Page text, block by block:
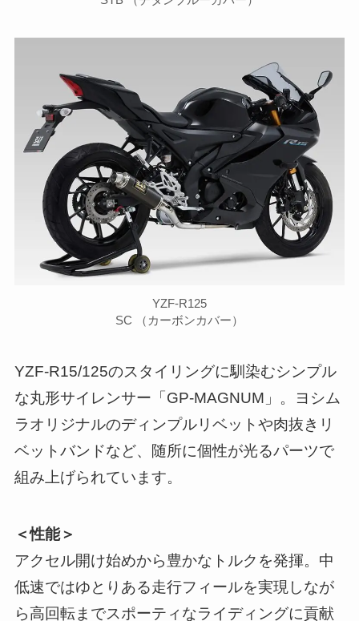
YZF-R125
SC （カーボンカバー）
YZF-R15/125のスタイリングに馴染むシンプル
な丸形サイレンサー「GP-MAGNUM」。ヨシム
ラオリジナルのディンプルリベットや肉抜きリ
ベットバンドなど、随所に個性が光るパーツで
組み上げられています。
＜性能＞
アクセル開け始めから豊かなトルクを発揮。中
低速ではゆとりある走行フィールを実現しなが
ら高回転までスポーティなライディングに貢献